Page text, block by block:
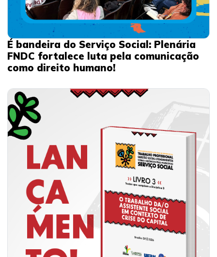
É bandeira do Serviço Social: Plenária
FNDC fortalece luta pela comunicação
como direito humano!